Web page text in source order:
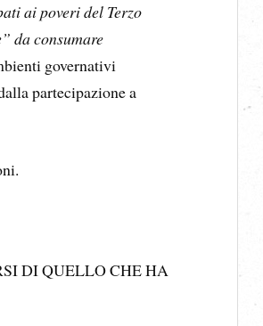
ai poveri del Terzo
da consumare
governativi
partecipazione a
DI QUELLO CHE HA